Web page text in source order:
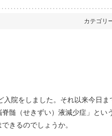
カテゴリ
院をしました。それ以来今日
髄（せきずい）液減少症」とい
きるのでしょうか。